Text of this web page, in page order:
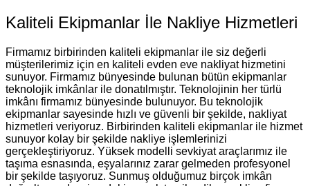
Kaliteli Ekipmanlar İle Nakliye Hizmetleri
Firmamız birbirinden kaliteli ekipmanlar ile siz değerli
müşterilerimiz için en kaliteli evden eve nakliyat hizmetini
sunuyor. Firmamız bünyesinde bulunan bütün ekipmanlar
teknolojik imkânlar ile donatılmıştır. Teknolojinin her türlü
imkânı firmamız bünyesinde bulunuyor. Bu teknolojik
ekipmanlar sayesinde hızlı ve güvenli bir şekilde, nakliyat
hizmetleri veriyoruz. Birbirinden kaliteli ekipmanlar ile hizmet
sunuyor kolay bir şekilde nakliye işlemlerinizi
gerçekleştiriyoruz. Yüksek modelli sevkiyat araçlarımız ile
taşıma esnasında, eşyalarınız zarar gelmeden profesyonel
bir şekilde taşıyoruz. Sunmuş olduğumuz birçok imkân